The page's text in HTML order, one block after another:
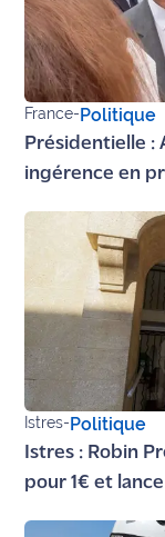
Ecouter
et voir
Maritima
Qui
sommes
Devenir
annonceur
Recrutement
Mention
légales
Conditions
d'utilisation du
site maritima.fr
France-Politique
Présidentielle :
ingérence en
Istres-Politique
Istres : Robin
pour 1€ et